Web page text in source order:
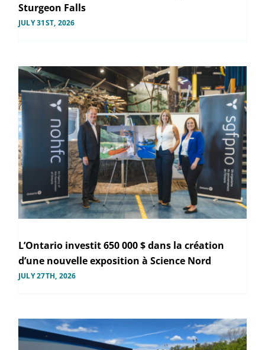
Sturgeon Falls
JULY 31ST, 2026
L’Ontario investit 650 000 $ dans la création
d’une nouvelle exposition à Science Nord
JULY 27TH, 2026